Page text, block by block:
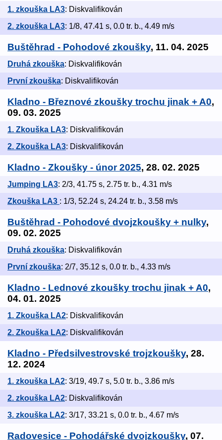
1. zkouška LA3: Diskvalifikován
2. zkouška LA3: 1/8, 47.41 s, 0.0 tr. b., 4.49 m/s
Buštěhrad - Pohodové zkoušky, 11. 04. 2025
Druhá zkouška: Diskvalifikován
První zkouška: Diskvalifikován
Kladno - Březnové zkoušky trochu jinak + A0,
09. 03. 2025
1. Zkouška LA3: Diskvalifikován
2. Zkouška LA3: Diskvalifikován
Kladno - Zkoušky - únor 2025, 28. 02. 2025
Jumping LA3: 2/3, 41.75 s, 2.75 tr. b., 4.31 m/s
Zkouška LA3 : 1/3, 52.24 s, 24.24 tr. b., 3.58 m/s
Buštěhrad - Pohodové dvojzkoušky + nulky,
09. 02. 2025
Druhá zkouška: Diskvalifikován
První zkouška: 2/7, 35.12 s, 0.0 tr. b., 4.33 m/s
Kladno - Lednové zkoušky trochu jinak + A0,
04. 01. 2025
1. Zkouška LA2: Diskvalifikován
2. Zkouška LA2: Diskvalifikován
Kladno - Předsilvestrovské trojzkoušky, 28.
12. 2024
1. zkouška LA2: 3/19, 49.7 s, 5.0 tr. b., 3.86 m/s
2. zkouška LA2: Diskvalifikován
3. zkouška LA2: 3/17, 33.21 s, 0.0 tr. b., 4.67 m/s
Radovesice - Pohodářské dvojzkoušky, 07.